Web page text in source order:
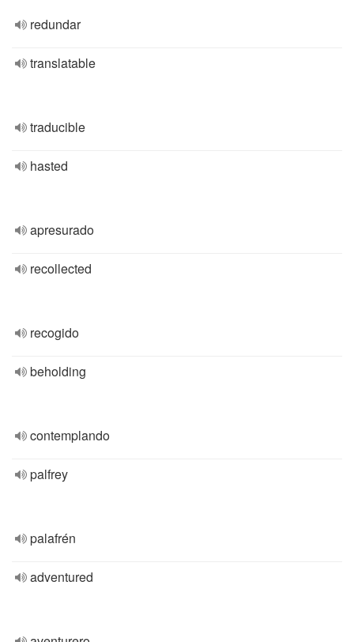
redundar
translatable
traducible
hasted
apresurado
recollected
recogido
beholding
contemplando
palfrey
palafrén
adventured